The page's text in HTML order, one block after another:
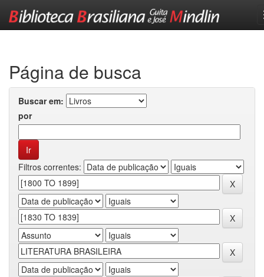
Página de busca
Buscar em:
por
Filtros correntes: